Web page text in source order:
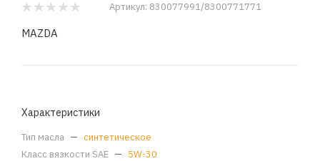
Артикул: 830077991/8300771771
MAZDA
Характеристики
Тип масла — синтетическое
Класс вязкости SAE — 5W-30